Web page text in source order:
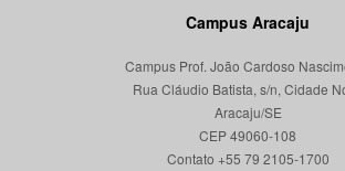
Campus Aracaju
Campus Prof. João Cardoso
Rua Cláudio Batista, s/n, Cidade
Aracaju/SE
CEP 49060-108